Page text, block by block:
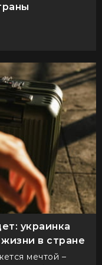
украинка
в стране
мечтой –